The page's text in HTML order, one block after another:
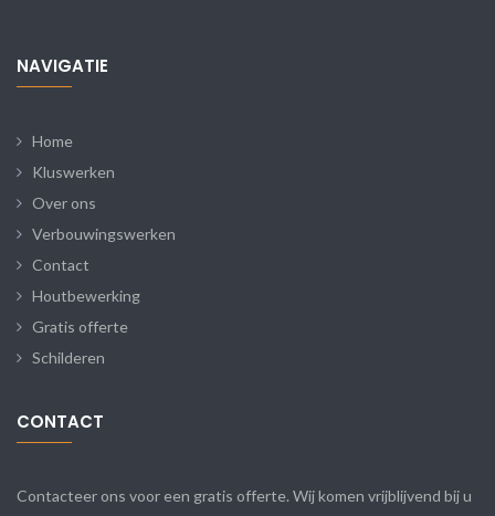
NAVIGATIE
Home
Kluswerken
Over ons
Verbouwingswerken
Contact
Houtbewerking
Gratis offerte
Schilderen
CONTACT
Contacteer ons voor een gratis offerte. Wij komen vrijblijvend bij u